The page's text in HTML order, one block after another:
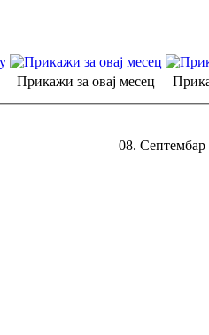
Прикажи за овај месец
08.